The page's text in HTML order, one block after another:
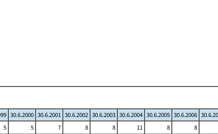
30.6.2000 30.6.2001 30.6.2002 30.6.2003 30.6.2004 30.6.2005 30.6.2006
5 5 7 8 8 11 8
8